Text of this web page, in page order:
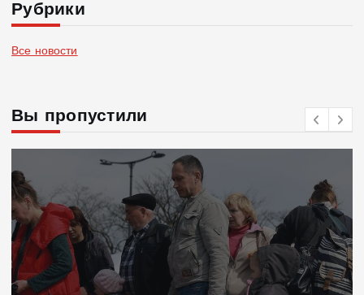
Рубрики
Все новости
Вы пропустили